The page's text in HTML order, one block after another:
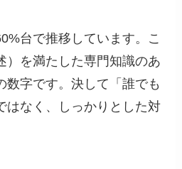
台で推移しています。こ
）を満たした専門知識のあ
数字です。決して「誰でも
はなく、しっかりとした対